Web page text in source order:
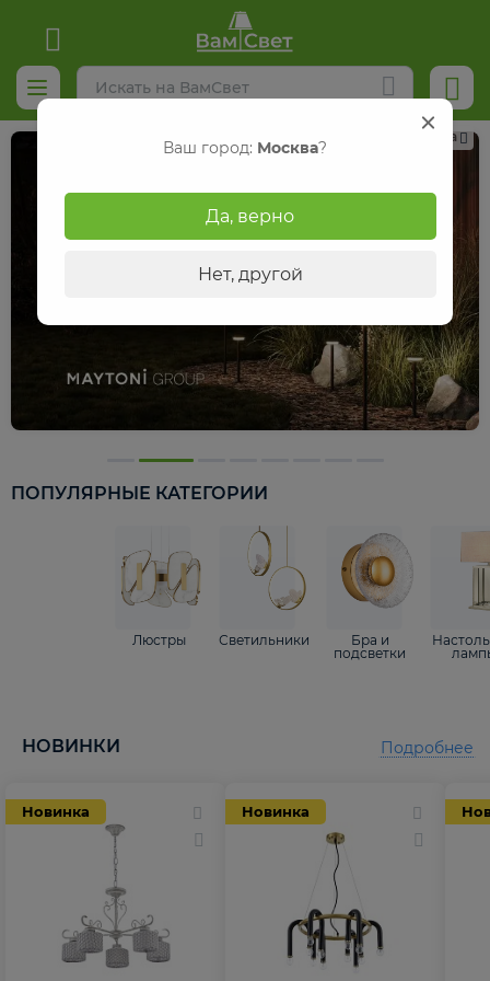
Реклама
ПОПУЛЯРНЫЕ КАТЕГОРИИ
Люстры Светильники
Бра и
подсветки
НОВИНКИ
Новинка Новинка
Подробнее
Ваш город: Москва?
Да, верно
Нет, другой